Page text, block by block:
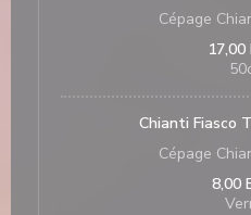
Cépage
17,00
Chianti Fiasco
Cépage
8,00